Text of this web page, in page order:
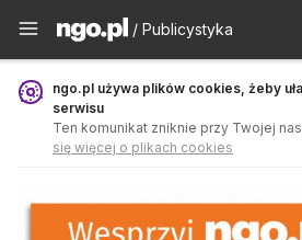
Publicystyka - ngo.pl
/ Publicystyka
ngo.pl używa plików cookies, żeby
serwisu
Ten komunikat zniknie przy Twojej
się więcej o plikach cookies